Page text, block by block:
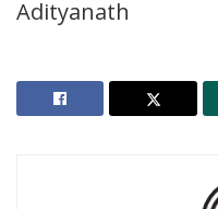
Adityanath